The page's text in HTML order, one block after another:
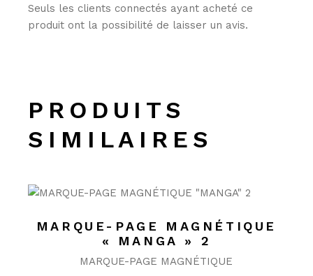
Seuls les clients connectés ayant acheté ce
produit ont la possibilité de laisser un avis.
PRODUITS
SIMILAIRES
MARQUE-PAGE MAGNÉTIQUE
« MANGA » 2
MARQUE-PAGE MAGNÉTIQUE